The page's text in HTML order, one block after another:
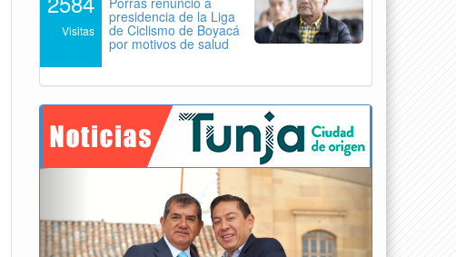
Visitas
presidencia de la Liga
de Ciclismo de Boyacá
por motivos de salud
Next